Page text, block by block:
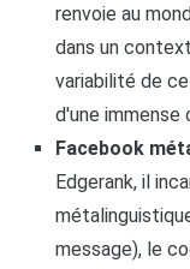
renvoie au
dans un
variabilité de
d'une
Facebook
Edgerank, il
message), le